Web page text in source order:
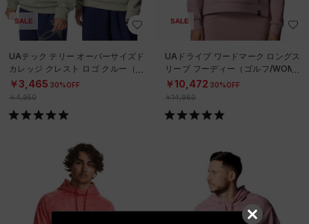
SALE
UAテック テリー オーバーサイズド
カレッジ クレスト ロゴ クルー（ト
レーニング/BOYS）
￥3,465 30%OFF
￥4,950
SALE
UAドライブ ワードマーク ロングス
リーブ フーディー（ゴルフ/WOME
N）
￥10,472 30%OFF
￥14,960